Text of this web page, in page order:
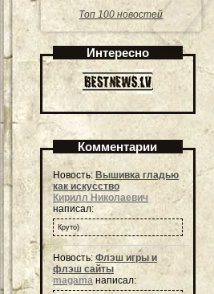
Топ 100 новостей
Интересно
Комментарии
Новость: Вышивка гладью
как искусство
Кирилл Николаевич
написал:
Круто)
Новость:Флэш игры и
флэш сайты
magama написал: